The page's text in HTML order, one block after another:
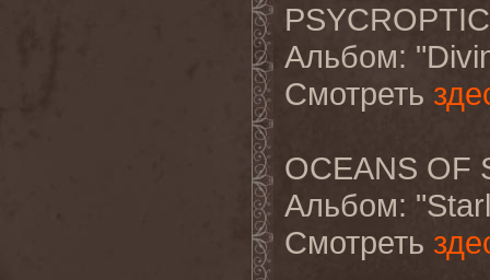
Альбом:
Смотреть
OCEANS OF
Альбом:
Смотреть